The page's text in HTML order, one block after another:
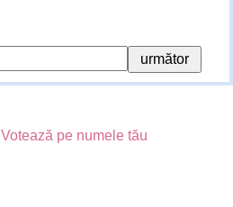
Votează pe numele tău